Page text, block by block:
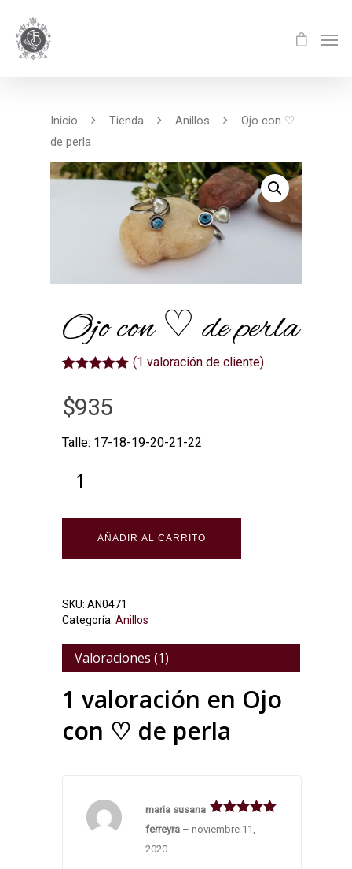
Inicio Tienda Anillos
Ojo con ♡
de perla
Ojo con ♡ de perla
5.00
5 basado en
puntuación
(1 valoración de cliente)
$935
Talle: 17-18-19-20-21-22
AÑADIR AL CARRITO
SKU: AN0471
Categoría: Anillos
Valoraciones (1)
1 valoración en Ojo
con ♡ de perla
Valorado en
maria susana
ferreyra – noviembre 11,
2020